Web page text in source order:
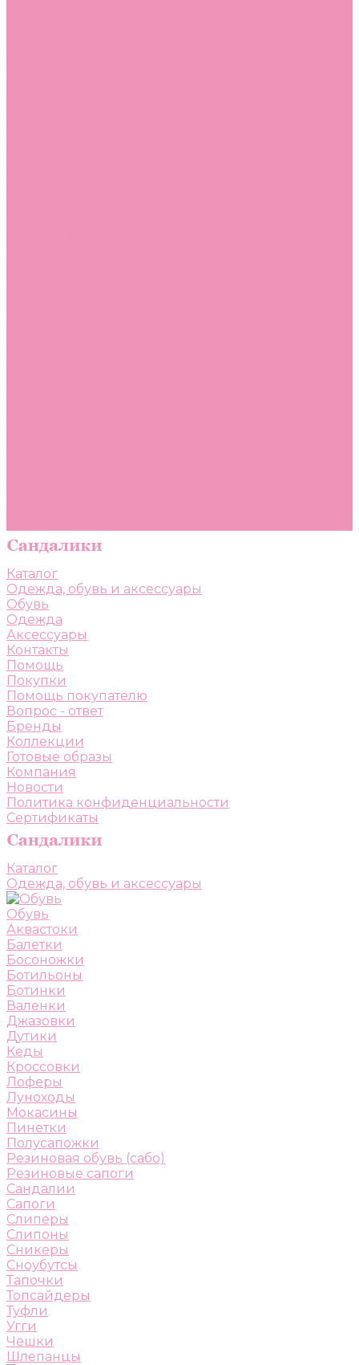
Каталог
Одежда, обувь и аксессуары
Обувь
Одежда
Аксессуары
Контакты
Помощь
Покупки
Помощь покупателю
Вопрос - ответ
Бренды
Коллекции
Готовые образы
Компания
Новости
Политика конфиденциальности
Сертификаты
Каталог
Одежда, обувь и аксессуары
Обувь
Аквастоки
Балетки
Босоножки
Ботильоны
Ботинки
Валенки
Джазовки
Дутики
Кеды
Кроссовки
Лоферы
Луноходы
Мокасины
Пинетки
Полусапожки
Резиновая обувь (сабо)
Резиновые сапоги
Сандалии
Сапоги
Слиперы
Слипоны
Сникеры
Сноубутсы
Тапочки
Топсайдеры
Туфли
Угги
Чешки
Шлепанцы